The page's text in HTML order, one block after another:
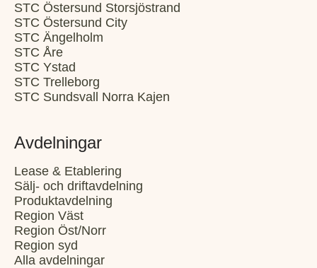
STC Östersund Storsjöstrand
STC Östersund City
STC Ängelholm
STC Åre
STC Ystad
STC Trelleborg
STC Sundsvall Norra Kajen
Avdelningar
Lease & Etablering
Sälj- och driftavdelning
Produktavdelning
Region Väst
Region Öst/Norr
Region syd
Alla avdelningar